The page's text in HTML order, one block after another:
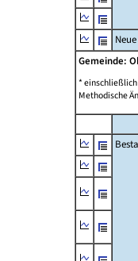
Gemeinde:
*
Methodische